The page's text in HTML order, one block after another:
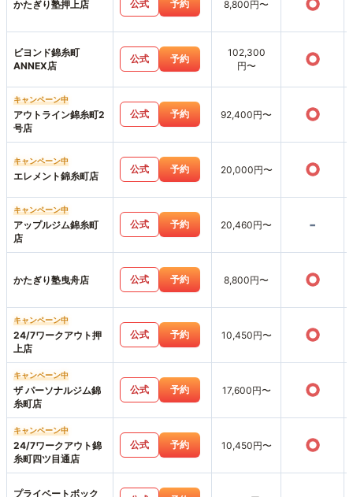
かたぎり塾押上店 公式 予約 8,800円〜 ○
ビヨンド錦糸町
ANNEX店
公式 予約
102,300
円〜
○
キャンペーン中
アウトライン錦糸町2
号店
公式 予約 92,400円〜 ○
キャンペーン中
エレメント錦糸町店
公式 予約 20,000円〜 ○
キャンペーン中
アップルジム錦糸町
店
公式 予約 20,460円〜 -
かたぎり塾曳舟店 公式 予約 8,800円〜 ○
キャンペーン中
24/7ワークアウト押
上店
公式 予約 10,450円〜 ○
キャンペーン中
ザ パーソナルジム錦
糸町店
公式 予約 17,600円〜 ○
キャンペーン中
24/7ワークアウト錦
糸町四ツ目通店
公式 予約 10,450円〜 ○
プライベートボック